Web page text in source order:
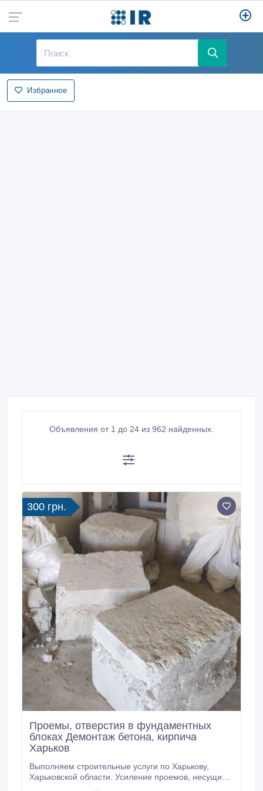
Избранное
Объявления от 1 до 24 из 962 найденных.
300 грн.
Проемы, отверстия в фундаментных
блоках Демонтаж бетона, кирпича
Харьков
Выполняем строительные услуги по Харькову,
Харьковской области. Усиление проемов, несущих